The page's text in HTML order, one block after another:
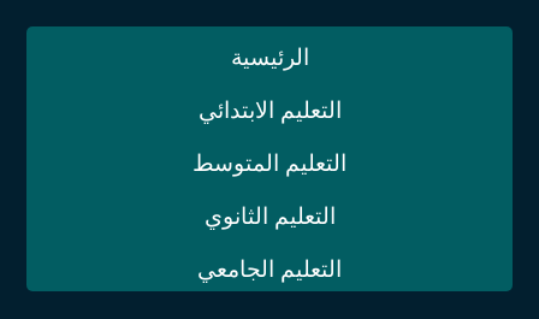
الرئيسية
التعليم الابتدائي
التعليم المتوسط
التعليم الثانوي
التعليم الجامعي